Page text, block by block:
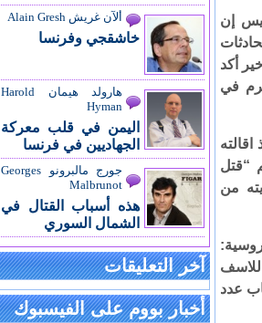
إن
أكد
في
“قتل
من
عدد
ألآن غريش Alain Gresh
خاشقجي وفرنسا
هارولد هيمان Harold
Hyman
اليمن في قلب معركة
الجهاديين في فرنسا
جورج مالبرونو Georges
Malbrunot
هذه أسباب القتال في
الشمال السوري
آخر التعليقات
أخبار بووم على الفيسبوك